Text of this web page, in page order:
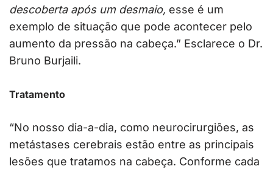
descoberta após um desmaio, esse é um
exemplo de situação que pode acontecer pelo
aumento da pressão na cabeça.” Esclarece o Dr.
Bruno Burjaili.
Tratamento
“No nosso dia-a-dia, como neurocirurgiões, as
metástases cerebrais estão entre as principais
lesões que tratamos na cabeça. Conforme cada